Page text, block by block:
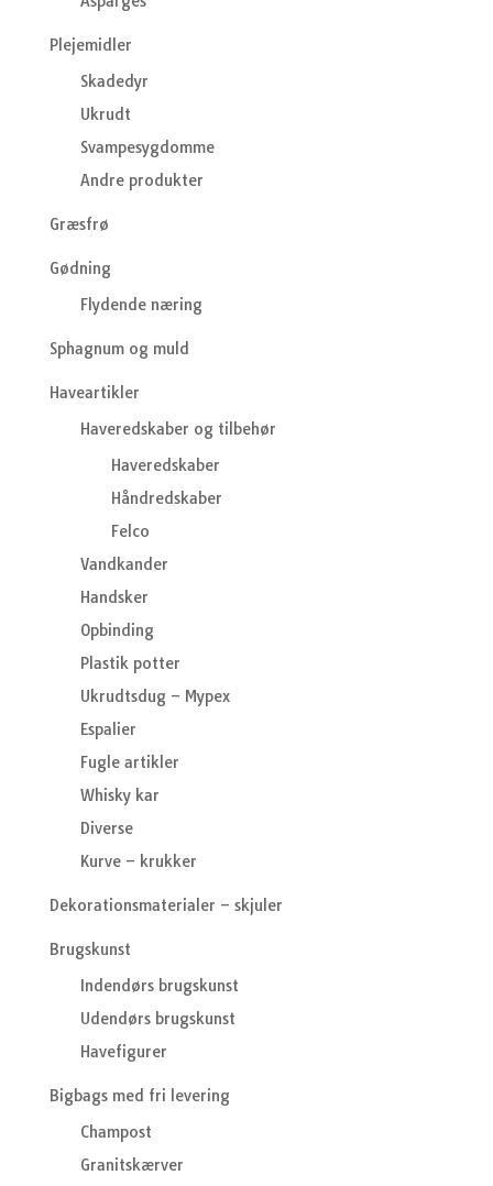
Plejemidler
Skadedyr
Ukrudt
Svampesygdomme
Andre produkter
Græsfrø
Gødning
Flydende næring
Sphagnum og muld
Haveartikler
Haveredskaber og tilbehør
Haveredskaber
Håndredskaber
Felco
Vandkander
Handsker
Opbinding
Plastik potter
Ukrudtsdug – Mypex
Espalier
Fugle artikler
Whisky kar
Diverse
Kurve – krukker
Dekorationsmaterialer – skjuler
Brugskunst
Indendørs brugskunst
Udendørs brugskunst
Havefigurer
Bigbags med fri levering
Champost
Granitskærver